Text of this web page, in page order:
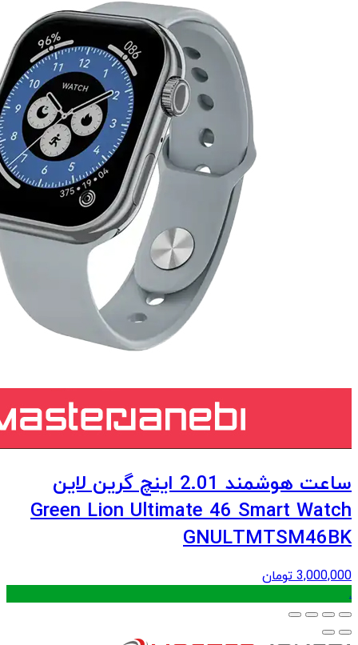
ساعت هوشمند 2.01 اینچ گرین لاین
Green Lion Ultimate 46 Smart Watch
GNULTMTSM46BK
3,000,000 تومان
.